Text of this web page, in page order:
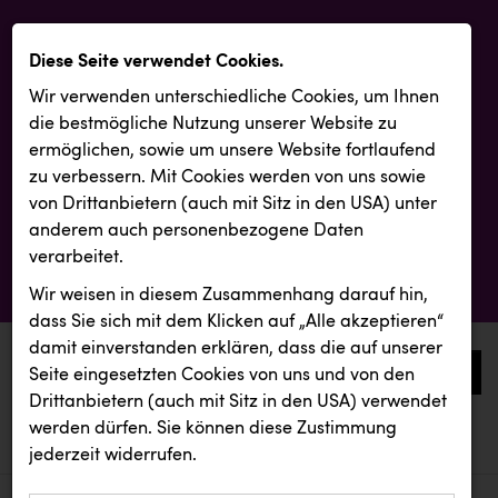
0
aktuelle aussendungen
aktuelle aussendungen
Diese Seite verwendet Cookies.
Wir verwenden unterschiedliche Cookies, um Ihnen
die best­mögliche Nutzung unserer Website zu
ermöglichen, sowie um unsere Website fortlaufend
zu verbessern. Mit Cookies werden von uns sowie
von Drittanbietern (auch mit Sitz in den USA) unter
anderem auch personenbezogene Daten
verarbeitet.
Wir weisen in diesem Zusammenhang darauf hin,
dass Sie sich mit dem Klicken auf „Alle akzeptieren“
damit ein­ver­standen erklären, dass die auf unserer
Seite eingesetzten Cookies von uns und von den
Drittanbietern (auch mit Sitz in den USA) verwendet
werden dürfen. Sie können diese Zustimmung
jederzeit widerrufen.